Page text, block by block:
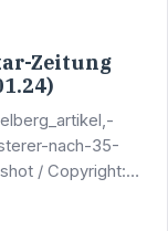
Zeitung
nach-35-
/ Copyright: